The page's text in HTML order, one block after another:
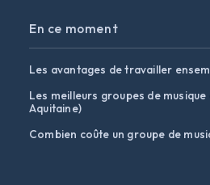
En ce moment
Les avantages de travailler
Les meilleurs groupes de
Aquitaine)
Combien coûte un groupe de